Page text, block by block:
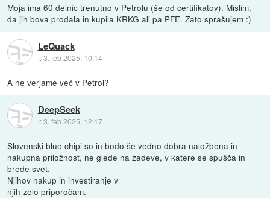
Moja ima 60 delnic trenutno v Petrolu (še od certifikatov). Mislim,
da jih bova prodala in kupila KRKG ali pa PFE. Zato sprašujem :)
LeQuack
::3. feb 2025, 10:14
A ne verjame več v Petrol?
DeepSeek
::3. feb 2025, 12:17
Slovenski blue chipi so in bodo še vedno dobra naložbena in
nakupna priložnost, ne glede na zadeve, v katere se spušča in
brede svet.
Njihov nakup in investiranje v
njih zelo priporočam.